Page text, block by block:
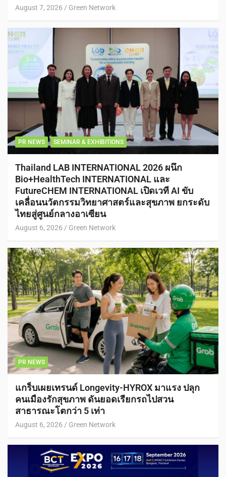
August 7, 2026 Green Network
PR NEWS SEMINAR & EXHIBITIONS
Thailand LAB INTERNATIONAL 2026 ผนึก
Bio+HealthTech INTERNATIONAL และ
FutureCHEM INTERNATIONAL เปิดเวที AI ขับ
เคลื่อนนวัตกรรมวิทยาศาสตร์และสุขภาพ ยกระดับ
ไทยสู่ศูนย์กลางอาเซียน
August 6, 2026 Green Network
PR NEWS
แกร็บเผยเทรนด์ Longevity-HYROX มาแรง ปลุก
คนเมืองรักสุขภาพ ดันยอดเรียกรถไปสวน
สาธารณะโตกว่า 5 เท่า
August 6, 2026 Green Network